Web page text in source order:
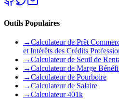
Outils Populaires
→Calculateur de Prêt
et Intérêts des Crédits
→Calculateur de Seuil de
→Calculateur de Marge
→Calculateur de Pourboire
→Calculateur de Salaire
→Calculateur 401k